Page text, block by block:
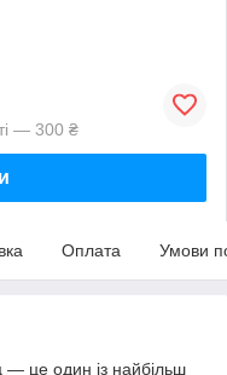
— 300 ₴
Оплата Умови
— це один із найбільш